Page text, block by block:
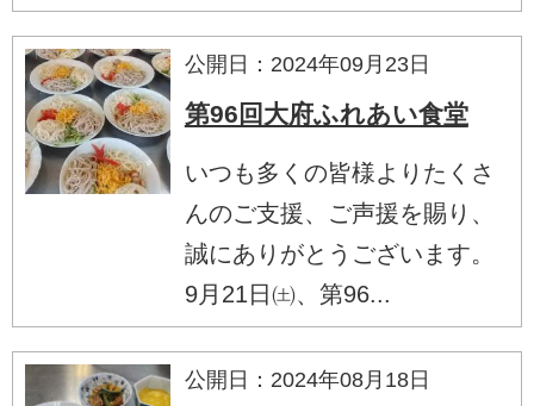
公開日：2024年09月23日
第96回大府ふれあい食堂
いつも多くの皆様よりたくさ
んのご支援、ご声援を賜り、
誠にありがとうございます。
9月21日㈯、第96...
公開日：2024年08月18日